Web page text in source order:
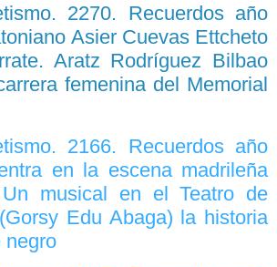
2270. Recuerdos año
Asier Cuevas Ettcheto
Aratz Rodríguez Bilbao
femenina del Memorial
2166. Recuerdos año
en la escena madrileña
musical en el Teatro de
Edu Abaga) la historia
negro